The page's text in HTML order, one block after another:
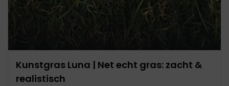
Kunstgras Luna | Net echt gras: zacht &
realistisch